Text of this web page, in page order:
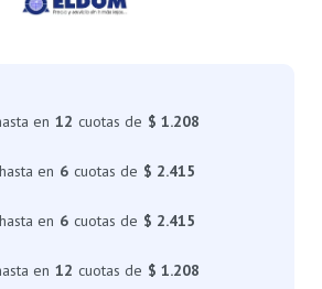
en 12 cuotas de $ 1.208
hasta en 6 cuotas de $ 2.415
hasta en 6 cuotas de $ 2.415
en 12 cuotas de $ 1.208